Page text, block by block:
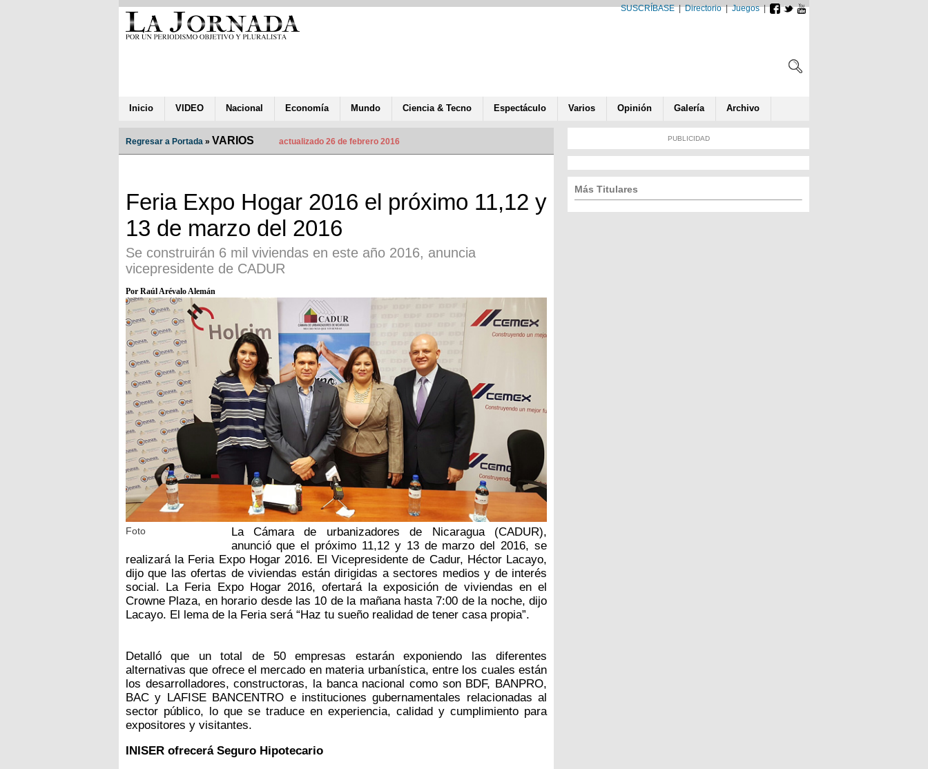
SUSCRÍBASE|Directorio|Juegos|
Inicio VIDEO Nacional Economía Mundo Ciencia & Tecno Espectáculo Varios Opinión Galería Archivo
Regresar a Portada » VARIOS actualizado 26 de febrero 2016
Feria Expo Hogar 2016 el próximo 11,12 y
13 de marzo del 2016
Se construirán 6 mil viviendas en este año 2016, anuncia
vicepresidente de CADUR
Por Raúl Arévalo Alemán
Foto
La Cámara de urbanizadores de Nicaragua (CADUR),
anunció que el próximo 11,12 y 13 de marzo del 2016, se
realizará la Feria Expo Hogar 2016. El Vicepresidente de Cadur, Héctor Lacayo,
dijo que las ofertas de viviendas están dirigidas a sectores medios y de interés
social. La Feria Expo Hogar 2016, ofertará la exposición de viviendas en el
Crowne Plaza, en horario desde las 10 de la mañana hasta 7:00 de la noche, dijo
Lacayo. El lema de la Feria será “Haz tu sueño realidad de tener casa propia”.
Detalló que un total de 50 empresas estarán exponiendo las diferentes
alternativas que ofrece el mercado en materia urbanística, entre los cuales están
los desarrolladores, constructoras, la banca nacional como son BDF, BANPRO,
BAC y LAFISE BANCENTRO e instituciones gubernamentales relacionadas al
sector público, lo que se traduce en experiencia, calidad y cumplimiento para
expositores y visitantes.
INISER ofrecerá Seguro Hipotecario
PUBLICIDAD
Más Titulares